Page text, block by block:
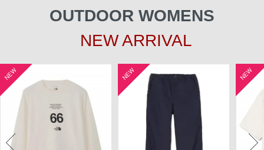
OUTDOOR WOMENS
NEW ARRIVAL
NEW NEW NEW